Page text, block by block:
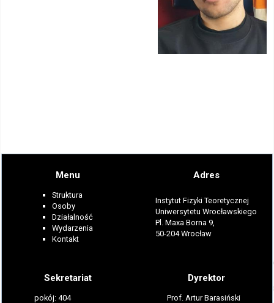
Menu
Struktura
Osoby
Działalność
Wydarzenia
Kontakt
Adres
Instytut Fizyki Teoretycznej
Uniwersytetu Wrocławskiego
Pl. Maxa Borna 9,
50-204 Wrocław
Sekretariat
pokój: 404
Dyrektor
Prof. Artur Barasiński